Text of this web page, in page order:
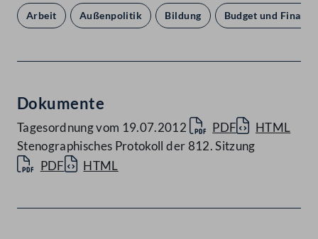
Arbeit Außenpolitik Bildung Budget und
Dokumente
Tagesordnung vom 19.07.2012 PDF
HTML
Stenographisches Protokoll der 812. Sitzung
PDF
HTML